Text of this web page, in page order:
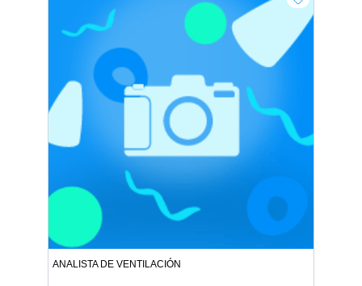
ANALISTA DE VENTILACIÓN